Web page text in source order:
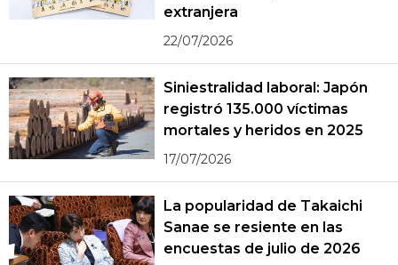
extranjera
22/07/2026
Siniestralidad laboral: Japón
registró 135.000 víctimas
mortales y heridos en 2025
17/07/2026
La popularidad de Takaichi
Sanae se resiente en las
encuestas de julio de 2026